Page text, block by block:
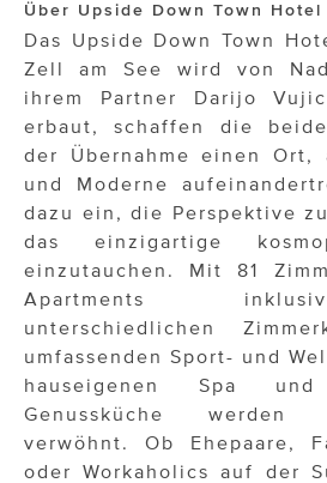
Über Upside Down Town
Das Upside Down Town
Zell am See wird von
ihrem Partner Darijo
erbaut, schaffen die
der Übernahme einen Ort,
und Moderne
dazu ein, die Perspektive
das einzigartige
einzutauchen. Mit 81
Apartments
unterschiedlichen
umfassenden Sport- und
hauseigenen Spa und
Genussküche werden
verwöhnt. Ob Ehepaare,
oder Workaholics auf der